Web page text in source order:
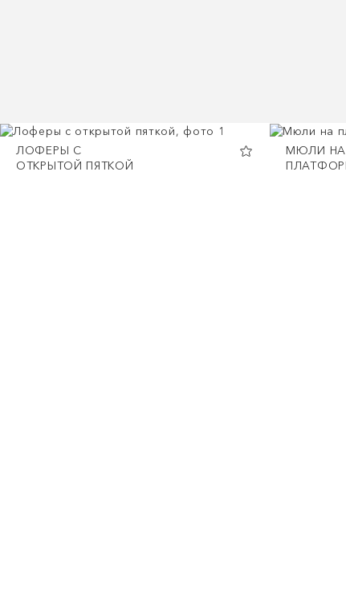
ЛОФЕРЫ С
ОТКРЫТОЙ ПЯТКОЙ
МЮЛИ НА